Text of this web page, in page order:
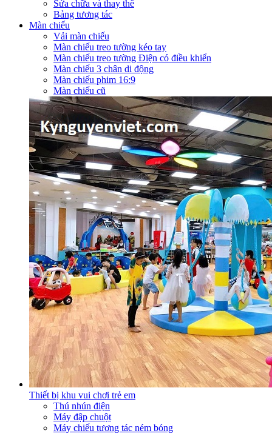
Sửa chữa và thay thế
Bảng tương tác
Màn chiếu
Vải màn chiếu
Màn chiếu treo tường kéo tay
Màn chiếu treo tường Điện có điều khiển
Màn chiếu 3 chân di động
Màn chiếu phim 16:9
Màn chiếu cũ
Thiết bị khu vui chơi trẻ em
Thú nhún điện
Máy đập chuột
Máy chiếu tương tác ném bóng